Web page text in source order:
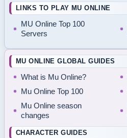
LINKS TO PLAY MU ONLINE
MU Online Top 100
Servers
MU ONLINE GLOBAL GUIDES
What is Mu Online?
Mu Online Top 100
Mu Online season
changes
CHARACTER GUIDES